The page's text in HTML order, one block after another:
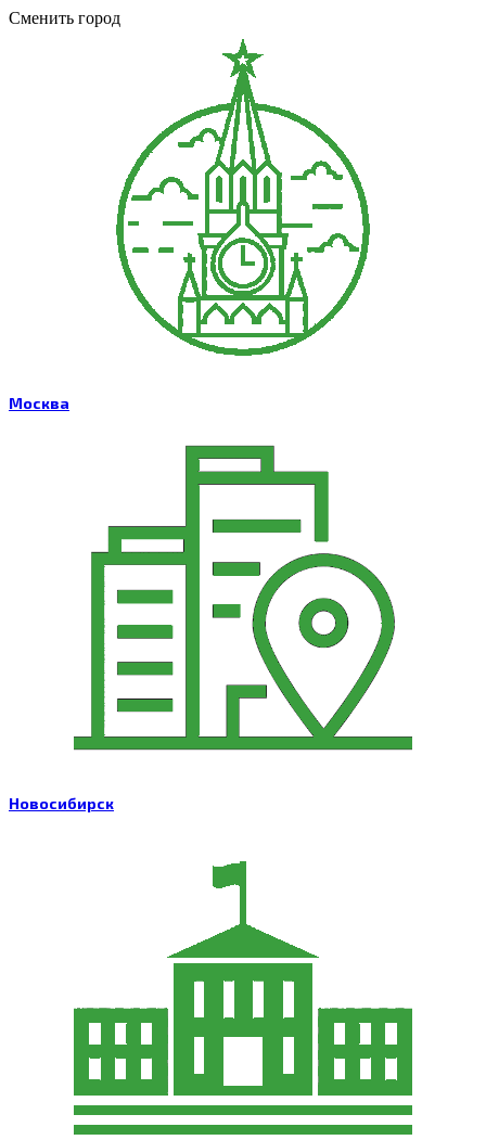
Сменить город
Москва
Новосибирск